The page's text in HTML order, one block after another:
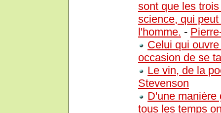
sont que les
science, qui
l'homme. -
Celui qui
occasion de se
Le vin, de la
Stevenson
D'une manière
tous les temps